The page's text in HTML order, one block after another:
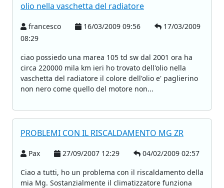
olio nella vaschetta del radiatore
francesco 16/03/2009 09:56
17/03/2009
08:29
ciao possiedo una marea 105 td sw dal 2001 ora ha
circa 220000 mila km ieri ho trovato dell'olio nella
vaschetta del radiatore il colore dell'olio e' paglierino
non nero come quello del motore non...
PROBLEMI CON IL RISCALDAMENTO MG ZR
Pax 27/09/2007 12:29
04/02/2009 02:57
Ciao a tutti, ho un problema con il riscaldamento della
mia Mg. Sostanzialmente il climatizzatore funziona